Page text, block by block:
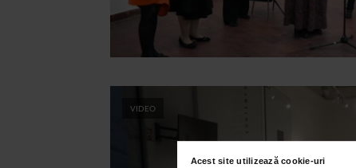
Acest site utilizează cookie-uri
VIDEO